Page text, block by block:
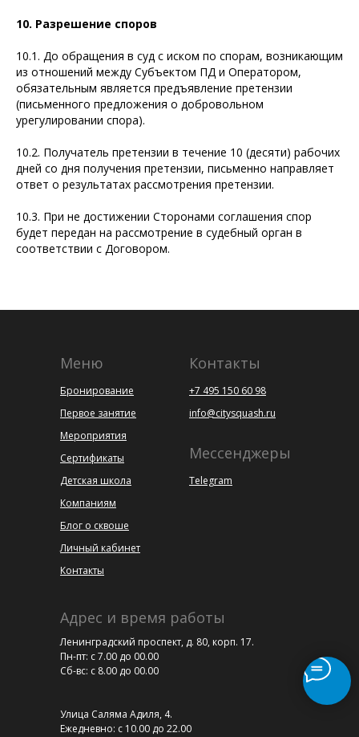
10. Разрешение споров
10.1. До обращения в суд с иском по спорам, возникающим
из отношений между Субъектом ПД и Оператором,
обязательным является предъявление претензии
(письменного предложения о добровольном
урегулировании спора).
10.2. Получатель претензии в течение 10 (десяти) рабочих
дней со дня получения претензии, письменно направляет
ответ о результатах рассмотрения претензии.
10.3. При не достижении Сторонами соглашения спор
будет передан на рассмотрение в судебный орган в
соответствии с Договором.
Адрес и время работы
Ленинградский проспект, д. 80, корп. 17.
Пн-пт: с 7.00 до 00.00
Сб-вс: с 8.00 до 00.00
Улица Саляма Адиля, 4.
Ежедневно: с 10.00 до 22.00
Контакты
Мессенджеры
+7 495 150 60 98
info@citysquash.ru
Telegram
Меню
Бронирование
Первое занятие
Мероприятия
Сертификаты
Детская школа
Компаниям
Блог о сквоше
Личный кабинет
Контакты